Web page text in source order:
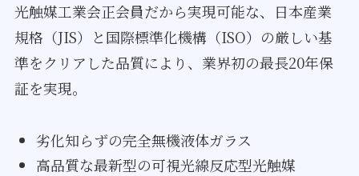
光触媒工業会正会員だから実現可能な、日本産業
規格（JIS）と国際標準化機構（ISO）の厳しい基
準をクリアした品質により、業界初の最長20年保
証を実現。
劣化知らずの完全無機液体ガラス
高品質な最新型の可視光線反応型光触媒